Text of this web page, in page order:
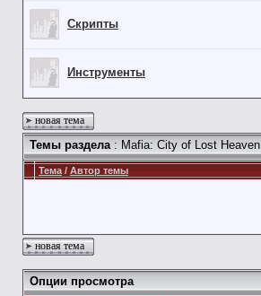
Скрипты
Инструменты
новая тема
Темы раздела: Mafia: City of Lost Heaven
Тема/Автор темы
новая тема
Опции просмотра